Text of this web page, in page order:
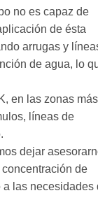
no es capaz de
de ésta
arrugas y
de agua, lo
en las zonas más
líneas de
dejar
de
las necesidades